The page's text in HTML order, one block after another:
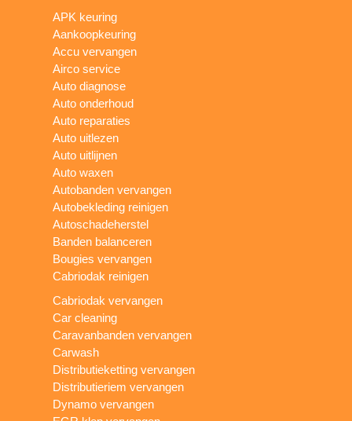
APK keuring
Aankoopkeuring
Accu vervangen
Airco service
Auto diagnose
Auto onderhoud
Auto reparaties
Auto uitlezen
Auto uitlijnen
Auto waxen
Autobanden vervangen
Autobekleding reinigen
Autoschadeherstel
Banden balanceren
Bougies vervangen
Cabriodak reinigen
Cabriodak vervangen
Car cleaning
Caravanbanden vervangen
Carwash
Distributieketting vervangen
Distributieriem vervangen
Dynamo vervangen